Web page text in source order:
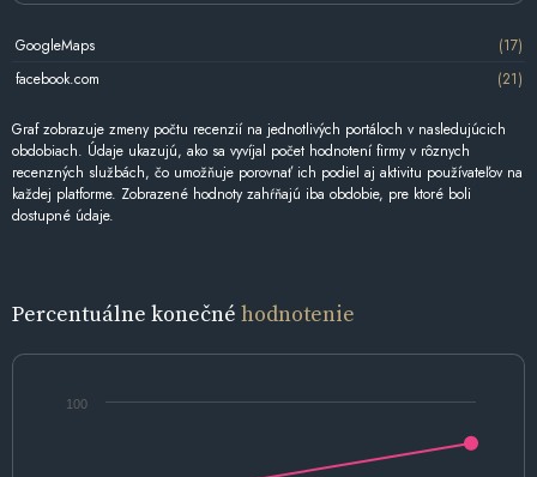
GoogleMaps
(17)
facebook.com
(21)
Graf zobrazuje zmeny počtu recenzií na jednotlivých portáloch v nasledujúcich
obdobiach. Údaje ukazujú, ako sa vyvíjal počet hodnotení firmy v rôznych
recenzných službách, čo umožňuje porovnať ich podiel aj aktivitu používateľov na
každej platforme. Zobrazené hodnoty zahŕňajú iba obdobie, pre ktoré boli
dostupné údaje.
Percentuálne konečné hodnotenie
100